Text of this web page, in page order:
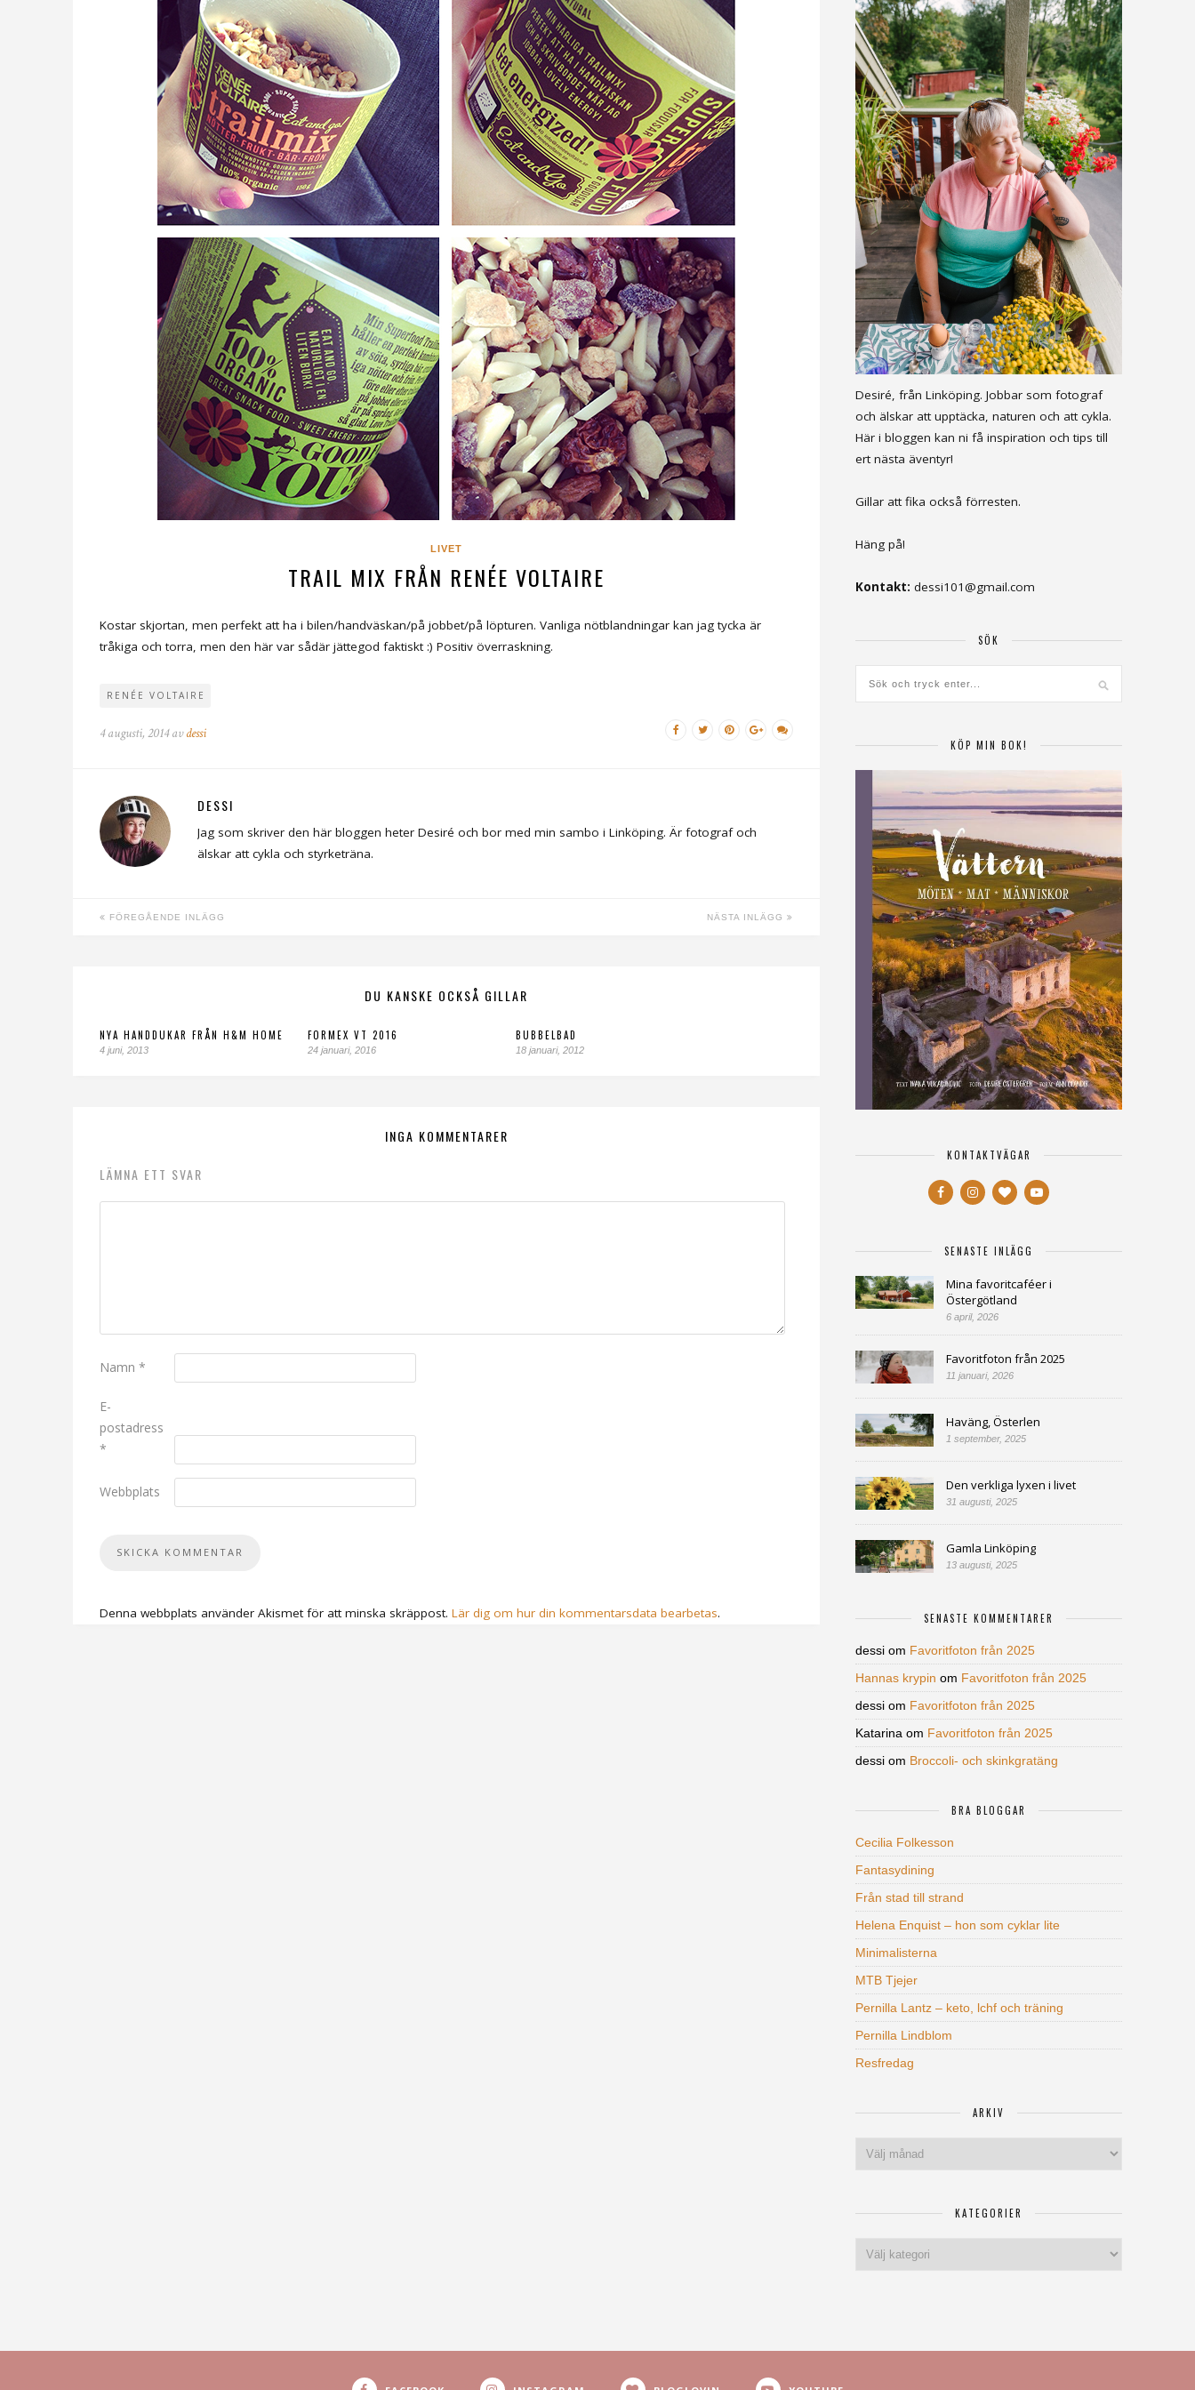
LIVET
TRAIL MIX FRÅN RENÉE VOLTAIRE
Kostar skjortan, men perfekt att ha i bilen/handväskan/på jobbet/på löpturen. Vanliga nötblandningar kan jag tycka är
tråkiga och torra, men den här var sådär jättegod faktiskt :) Positiv överraskning.
RENÉE VOLTAIRE
4 augusti, 2014 avdessi
DESSI
Jag som skriver den här bloggen heter Desiré och bor med min sambo i Linköping. Är fotograf och
älskar att cykla och styrketräna.
FÖREGÅENDE INLÄGG NÄSTA INLÄGG
DU KANSKE OCKSÅ GILLAR
NYA HANDDUKAR FRÅN H&M HOME
4 juni, 2013
FORMEX VT 2016
24 januari, 2016
BUBBELBAD
18 januari, 2012
INGA KOMMENTARER
LÄMNA ETT SVAR
Namn *
E-
postadress
*
Webbplats
Denna webbplats använder Akismet för att minska skräppost. Lär dig om hur din kommentarsdata bearbetas.
Desiré, från Linköping. Jobbar som fotograf
och älskar att upptäcka, naturen och att cykla.
Här i bloggen kan ni få inspiration och tips till
ert nästa äventyr!
Gillar att fika också förresten.
Häng på!
Kontakt: dessi101@gmail.com
SÖK
KÖP MIN BOK!
KONTAKTVÄGAR
SENASTE INLÄGG
Mina favoritcaféer i
Östergötland
6 april, 2026
Favoritfoton från 2025
11 januari, 2026
Haväng, Österlen
1 september, 2025
Den verkliga lyxen i livet
31 augusti, 2025
Gamla Linköping
13 augusti, 2025
SENASTE KOMMENTARER
dessi om Favoritfoton från 2025
Hannas krypin om Favoritfoton från 2025
dessi om Favoritfoton från 2025
Katarina om Favoritfoton från 2025
dessi om Broccoli- och skinkgratäng
BRA BLOGGAR
Cecilia Folkesson
Fantasydining
Från stad till strand
Helena Enquist – hon som cyklar lite
Minimalisterna
MTB Tjejer
Pernilla Lantz – keto, lchf och träning
Pernilla Lindblom
Resfredag
ARKIV
KATEGORIER